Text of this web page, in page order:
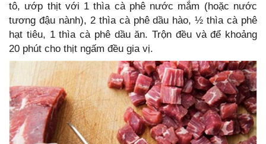
tô, ướp thịt với 1 thìa cà phê nước mắm (hoặc nước
tương đậu nành), 2 thìa cà phê dầu hào, ½ thìa cà phê
hạt tiêu, 1 thìa cà phê dầu ăn. Trộn đều và để khoảng
20 phút cho thịt ngấm đều gia vị.